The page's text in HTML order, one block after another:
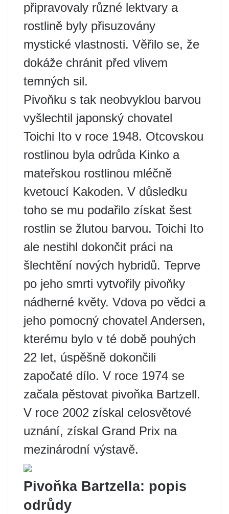
připravovaly různé lektvary a
rostlině byly přisuzovány
mystické vlastnosti. Věřilo se, že
dokáže chránit před vlivem
temných sil.
Pivoňku s tak neobvyklou barvou
vyšlechtil japonský chovatel
Toichi Ito v roce 1948. Otcovskou
rostlinou byla odrůda Kinko a
mateřskou rostlinou mléčně
kvetoucí Kakoden. V důsledku
toho se mu podařilo získat šest
rostlin se žlutou barvou. Toichi Ito
ale nestihl dokončit práci na
šlechtění nových hybridů. Teprve
po jeho smrti vytvořily pivoňky
nádherné květy. Vdova po vědci a
jeho pomocný chovatel Andersen,
kterému bylo v té době pouhých
22 let, úspěšně dokončili
započaté dílo. V roce 1974 se
začala pěstovat pivoňka Bartzell.
V roce 2002 získal celosvětové
uznání, získal Grand Prix na
mezinárodní výstavě.
Pivoňka Bartzella: popis
odrůdy